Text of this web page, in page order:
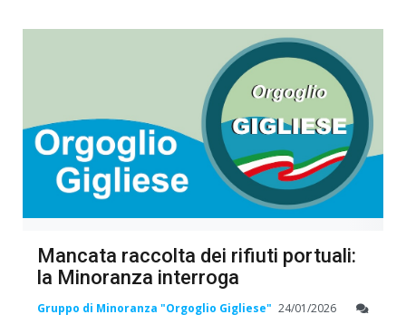
Mancata raccolta dei rifiuti portuali:
la Minoranza interroga
Gruppo di Minoranza "Orgoglio Gigliese" 24/01/2026